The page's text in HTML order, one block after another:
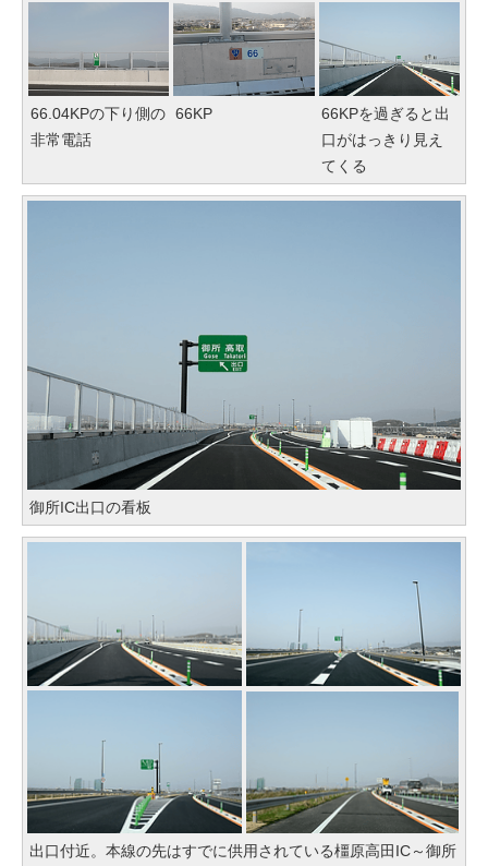
66.04KPの下り側の
非常電話
66KP
66KPを過ぎると出
口がはっきり見え
てくる
御所IC出口の看板
出口付近。本線の先はすでに供用されている橿原高田IC～御所